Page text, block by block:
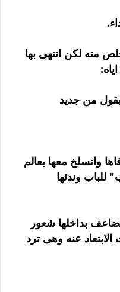
منه لكن انتهى بها
من جديد
وانسلخ معها بعالم
للباب وندئها
بداخلها شعور
الابتعاد عنه وهى ترد